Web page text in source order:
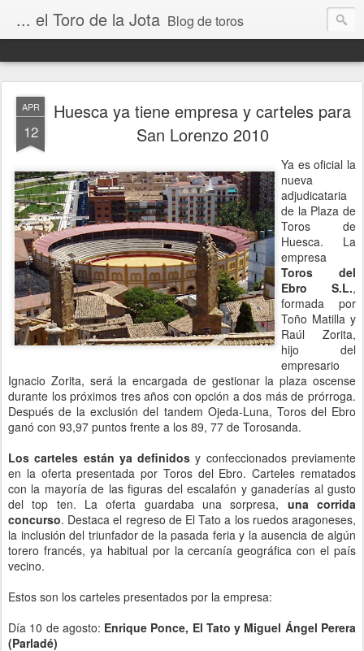
... el Toro de la Jota Blog de toros
APR
12
Huesca ya tiene empresa y carteles para
San Lorenzo 2010
Ya es oficial la
nueva
adjudicataria
de la Plaza de
Toros de
Huesca. La
empresa
Toros del
Ebro S.L.,
formada por
Toño Matilla y
Raúl Zorita,
hijo del
empresario
Ignacio Zorita, será la encargada de gestionar la plaza oscense
durante los próximos tres años con opción a dos más de prórroga.
Después de la exclusión del tandem Ojeda-Luna, Toros del Ebro
ganó con 93,97 puntos frente a los 89, 77 de Torosanda.
Los carteles están ya definidos y confeccionados previamente
en la oferta presentada por Toros del Ebro. Carteles rematados
con la mayoría de las figuras del escalafón y ganaderías al gusto
del top ten. La oferta guardaba una sorpresa, una corrida
concurso. Destaca el regreso de El Tato a los ruedos aragoneses,
la inclusión del triunfador de la pasada feria y la ausencia de algún
torero francés, ya habitual por la cercanía geográfica con el país
vecino.
Estos son los carteles presentados por la empresa:
Día 10 de agosto: Enrique Ponce, El Tato y Miguel Ángel Perera
(Parladé)